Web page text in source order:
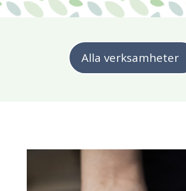
Alla verksamheter